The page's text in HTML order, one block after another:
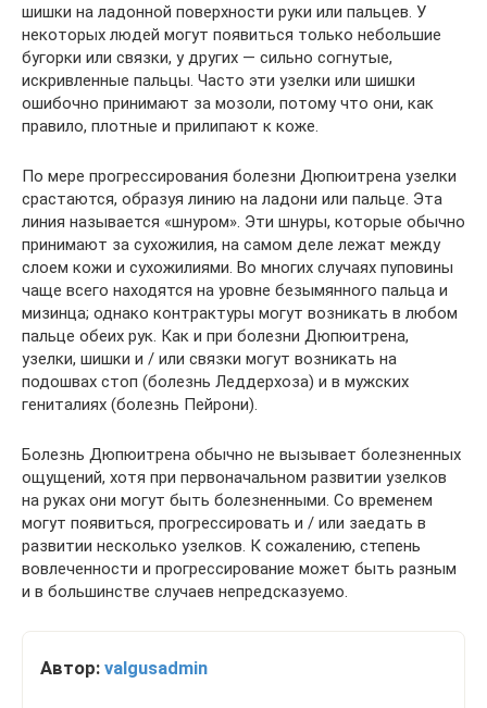
шишки на ладонной поверхности руки или пальцев. У
некоторых людей могут появиться только небольшие
бугорки или связки, у других — сильно согнутые,
искривленные пальцы. Часто эти узелки или шишки
ошибочно принимают за мозоли, потому что они, как
правило, плотные и прилипают к коже.
По мере прогрессирования болезни Дюпюитрена узелки
срастаются, образуя линию на ладони или пальце. Эта
линия называется «шнуром». Эти шнуры, которые обычно
принимают за сухожилия, на самом деле лежат между
слоем кожи и сухожилиями. Во многих случаях пуповины
чаще всего находятся на уровне безымянного пальца и
мизинца; однако контрактуры могут возникать в любом
пальце обеих рук. Как и при болезни Дюпюитрена,
узелки, шишки и / или связки могут возникать на
подошвах стоп (болезнь Леддерхоза) и в мужских
гениталиях (болезнь Пейрони).
Болезнь Дюпюитрена обычно не вызывает болезненных
ощущений, хотя при первоначальном развитии узелков
на руках они могут быть болезненными. Со временем
могут появиться, прогрессировать и / или заедать в
развитии несколько узелков. К сожалению, степень
вовлеченности и прогрессирование может быть разным
и в большинстве случаев непредсказуемо.
Автор: valgusadmin